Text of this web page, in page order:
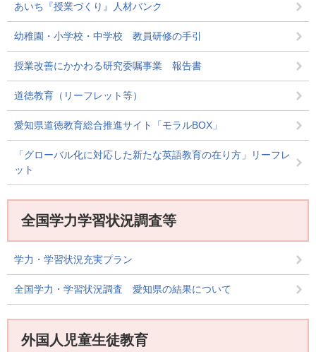
あいち『授業づくり』人材バンク
幼稚園・小学校・中学校 教員研修の手引
授業改善にかかわる研究委嘱事業 報告書
道徳教育（リーフレット等）
愛知県道徳教育総合推進サイト「モラルBOX」
「グローバル化に対応した新たな英語教育の在り方」リーフレ
ット
全国学力学習状況調査等
学力・学習状況充実プラン
全国学力・学習状況調査 愛知県の結果について
外国人児童生徒教育